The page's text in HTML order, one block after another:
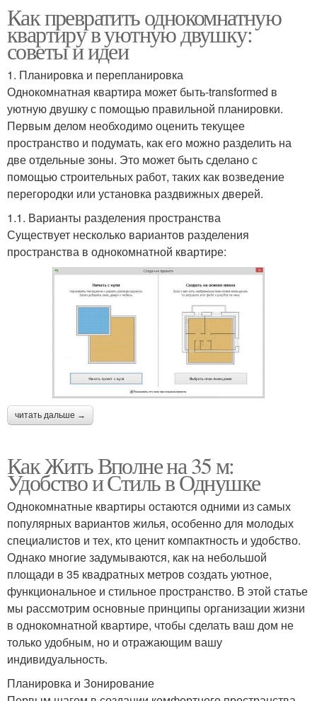
Как превратить однокомнатную
квартиру в уютную двушку:
советы и идеи
1. Планировка и перепланировка
Однокомнатная квартира может быть-transformed в
уютную двушку с помощью правильной планировки.
Первым делом необходимо оценить текущее
пространство и подумать, как его можно разделить на
две отдельные зоны. Это может быть сделано с
помощью строительных работ, таких как возведение
перегородки или установка раздвижных дверей.
1.1. Варианты разделения пространства
Существует несколько вариантов разделения
пространства в однокомнатной квартире:
читать дальше →
Как Жить Вполне на 35 м:
Удобство и Стиль в Однушке
Однокомнатные квартиры остаются одними из самых
популярных вариантов жилья, особенно для молодых
специалистов и тех, кто ценит компактность и удобство.
Однако многие задумываются, как на небольшой
площади в 35 квадратных метров создать уютное,
функциональное и стильное пространство. В этой статье
мы рассмотрим основные принципы организации жизни
в однокомнатной квартире, чтобы сделать ваш дом не
только удобным, но и отражающим вашу
индивидуальность.
Планировка и Зонирование